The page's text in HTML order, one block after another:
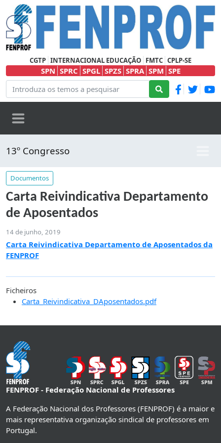
CGTP INTERNACIONAL EDUCAÇÃO FMTC CPLP-SE
SPN SPRC SPGL SPZS SPRA SPM SPE
13º Congresso
Documentos
Carta Reivindicativa Departamento
de Aposentados
14 de junho, 2019
Carta Reivindicativa Departamento de Aposentados da
FENPROF
Ficheiros
Carta_Reivindicativa_DAposentados.pdf
FENPROF - Federação Nacional de Professores
A Federação Nacional dos Professores (FENPROF) é a maior e
mais representativa organização sindical de professores em
Portugal.